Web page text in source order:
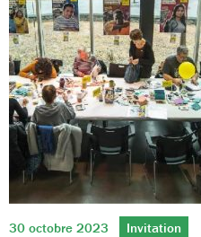
30 octobre 2023 Invitation